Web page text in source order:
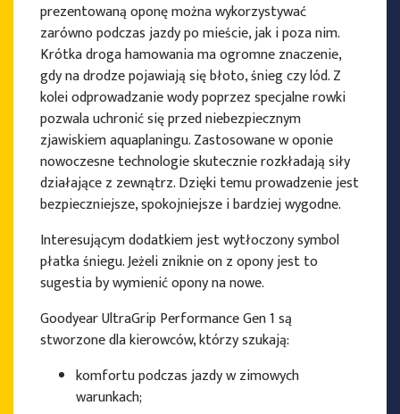
prezentowaną oponę można wykorzystywać
zarówno podczas jazdy po mieście, jak i poza nim.
Krótka droga hamowania ma ogromne znaczenie,
gdy na drodze pojawiają się błoto, śnieg czy lód. Z
kolei odprowadzanie wody poprzez specjalne rowki
pozwala uchronić się przed niebezpiecznym
zjawiskiem aquaplaningu. Zastosowane w oponie
nowoczesne technologie skutecznie rozkładają siły
działające z zewnątrz. Dzięki temu prowadzenie jest
bezpieczniejsze, spokojniejsze i bardziej wygodne.
Interesującym dodatkiem jest wytłoczony symbol
płatka śniegu. Jeżeli zniknie on z opony jest to
sugestia by wymienić opony na nowe.
Goodyear UltraGrip Performance Gen 1 są
stworzone dla kierowców, którzy szukają:
komfortu podczas jazdy w zimowych
warunkach;